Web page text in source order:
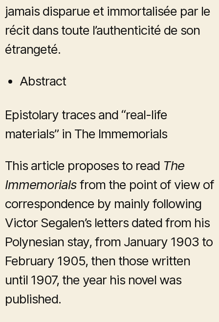
jamais disparue et immortalisée par le
récit dans toute l’authenticité de son
étrangeté.
Abstract
Epistolary traces and “real-life
materials” in The Immemorials
This article proposes to read The
Immemorialsfrom the point of view of
correspondence by mainly following
Victor Segalen’s letters dated from his
Polynesian stay, from January 1903 to
February 1905, then those written
until 1907, the year his novel was
published.